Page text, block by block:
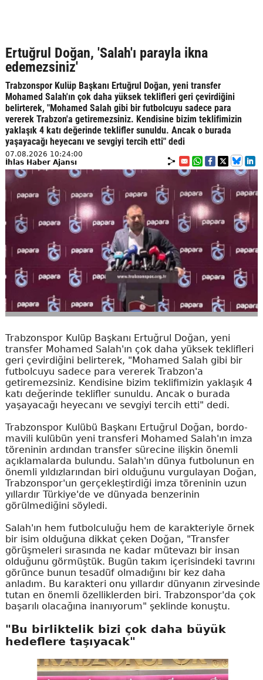
Ertuğrul Doğan, 'Salah'ı parayla ikna
edemezsiniz'
Trabzonspor Kulüp Başkanı Ertuğrul Doğan, yeni transfer
Mohamed Salah'ın çok daha yüksek teklifleri geri çevirdiğini
belirterek, "Mohamed Salah gibi bir futbolcuyu sadece para
vererek Trabzon'a getiremezsiniz. Kendisine bizim teklifimizin
yaklaşık 4 katı değerinde teklifler sunuldu. Ancak o burada
yaşayacağı heyecanı ve sevgiyi tercih etti" dedi
07.08.2026 10:24:00
İhlas Haber Ajansı
Trabzonspor Kulüp Başkanı Ertuğrul Doğan, yeni
transfer Mohamed Salah'ın çok daha yüksek teklifleri
geri çevirdiğini belirterek, "Mohamed Salah gibi bir
futbolcuyu sadece para vererek Trabzon'a
getiremezsiniz. Kendisine bizim teklifimizin yaklaşık 4
katı değerinde teklifler sunuldu. Ancak o burada
yaşayacağı heyecanı ve sevgiyi tercih etti" dedi.
Trabzonspor Kulübü Başkanı Ertuğrul Doğan, bordo-
mavili kulübün yeni transferi Mohamed Salah'ın imza
töreninin ardından transfer sürecine ilişkin önemli
açıklamalarda bulundu. Salah'ın dünya futbolunun en
önemli yıldızlarından biri olduğunu vurgulayan Doğan,
Trabzonspor'un gerçekleştirdiği imza töreninin uzun
yıllardır Türkiye'de ve dünyada benzerinin
görülmediğini söyledi.
Salah'ın hem futbolculuğu hem de karakteriyle örnek
bir isim olduğuna dikkat çeken Doğan, "Transfer
görüşmeleri sırasında ne kadar mütevazı bir insan
olduğunu görmüştük. Bugün takım içerisindeki tavrını
görünce bunun tesadüf olmadığını bir kez daha
anladım. Bu karakteri onu yıllardır dünyanın zirvesinde
tutan en önemli özelliklerden biri. Trabzonspor'da çok
başarılı olacağına inanıyorum" şeklinde konuştu.
"Bu birliktelik bizi çok daha büyük
hedeflere taşıyacak"